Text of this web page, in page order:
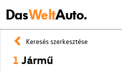
DasWeltAuto.
Keresés szerkesztése
1 Jármű